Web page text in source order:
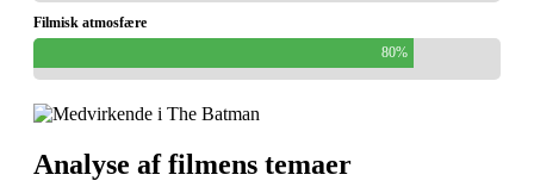
Filmisk atmosfære
80%
Analyse af filmens temaer